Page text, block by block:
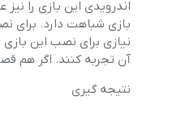
آن تجربه کنند. اگر هم
نتیجه گیری